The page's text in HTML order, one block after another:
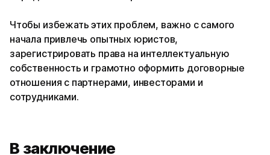
Чтобы избежать этих проблем, важно с самого
начала привлечь опытных юристов,
зарегистрировать права на интеллектуальную
собственность и грамотно оформить договорные
отношения с партнерами, инвесторами и
сотрудниками.
В заключение